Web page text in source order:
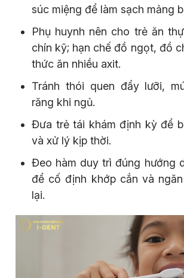
súc miệng để làm sạch mảng
Phụ huynh nên cho trẻ ăn
chín kỹ; hạn chế đồ ngọt, đồ
thức ăn nhiều axit.
Tránh thói quen đẩy lưỡi,
răng khi ngủ.
Đưa trẻ tái khám định kỳ để
và xử lý kịp thời.
Đeo hàm duy trì đúng hướng
để cố định khớp cắn và
lại.